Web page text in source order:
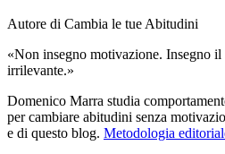
Autore di Cambia le tue Abitudini
«Non insegno motivazione. Insegno il
irrilevante.»
Domenico Marra studia
per cambiare abitudini senza
e di questo blog. Metodologia